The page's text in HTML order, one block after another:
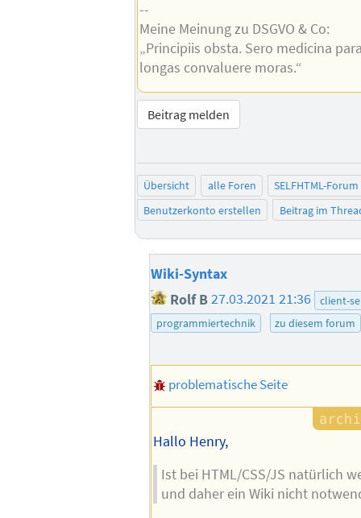
--
Meine Meinung zu DSGVO & Co:
„Principiis obsta. Sero medicina
longas convaluere moras.“
Beitrag melden
Übersicht alle Foren
SELFHTML-Forum
Benutzerkonto erstellen
Beitrag im
Wiki-Syntax
Rolf B 27.03.2021 21:36
client-
programmiertechnik
zu diesem forum
problematische Seite
Hallo Henry,
Ist bei HTML/CSS/JS natürlich
und daher ein Wiki nicht